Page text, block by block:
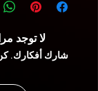
لا توجد
شارك أفكارك.